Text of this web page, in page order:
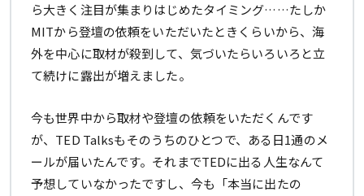
ら大きく注目が集まりはじめたタイミング……たしか
MITから登壇の依頼をいただいたときくらいから、海
外を中心に取材が殺到して、気づいたらいろいろと立
て続けに露出が増えました。
今も世界中から取材や登壇の依頼をいただくんです
が、TED Talksもそのうちのひとつで、ある日1通のメ
ールが届いたんです。それまでTEDに出る人生なんて
予想していなかったですし、今も「本当に出たの